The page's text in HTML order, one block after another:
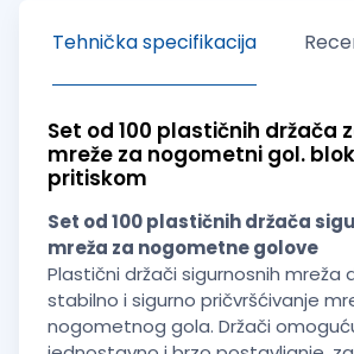
Tehnička specifikacija
Set od 100 plastičnih držača
mreže za nogometni gol.
pritiskom
Set od 100 plastičnih držača
mreža za nogometne golove
Plastični držači sigurnosnih mreža
stabilno i sigurno pričvršćivanje
nogometnog gola. Držači